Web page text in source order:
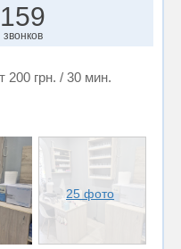
159
звонков
200 грн. / 30 мин.
25 фото